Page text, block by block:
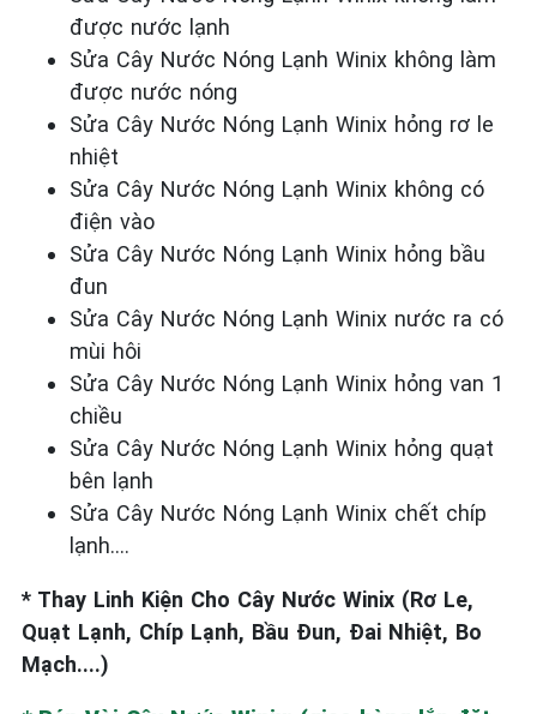
được nước lạnh
Sửa Cây Nước Nóng Lạnh Winix không làm
được nước nóng
Sửa Cây Nước Nóng Lạnh Winix hỏng rơ le
nhiệt
Sửa Cây Nước Nóng Lạnh Winix không có
điện vào
Sửa Cây Nước Nóng Lạnh Winix hỏng bầu
đun
Sửa Cây Nước Nóng Lạnh Winix nước ra có
mùi hôi
Sửa Cây Nước Nóng Lạnh Winix hỏng van 1
chiều
Sửa Cây Nước Nóng Lạnh Winix hỏng quạt
bên lạnh
Sửa Cây Nước Nóng Lạnh Winix chết chíp
lạnh….
* Thay Linh Kiện Cho Cây Nước Winix (Rơ Le,
Quạt Lạnh, Chíp Lạnh, Bầu Đun, Đai Nhiệt, Bo
Mạch....)